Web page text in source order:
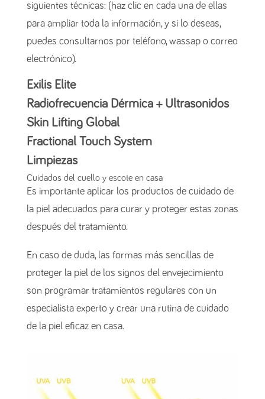
siguientes técnicas: (haz clic en cada una de ellas
para ampliar toda la información, y si lo deseas,
puedes consultarnos por teléfono, wassap o correo
electrónico).
Exilis Elite
Radiofrecuencia Dérmica + Ultrasonidos
Skin Lifting Global
Fractional Touch System
Limpiezas
Cuidados del cuello y escote en casa
Es importante aplicar los productos de cuidado de
la piel adecuados para curar y proteger estas zonas
después del tratamiento.
En caso de duda, las formas más sencillas de
proteger la piel de los signos del envejecimiento
son programar tratamientos regulares con un
especialista experto y crear una rutina de cuidado
de la piel eficaz en casa.